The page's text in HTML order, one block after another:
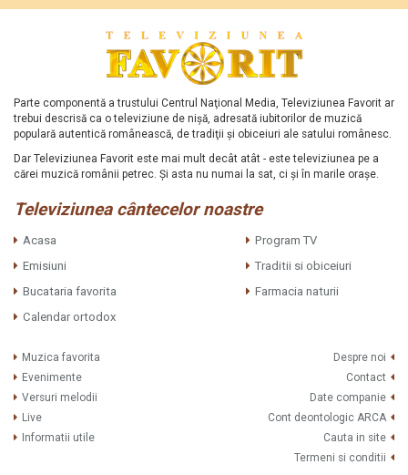
Parte componentă a trustului Centrul Naţional Media, Televiziunea Favorit ar
trebui descrisă ca o televiziune de nişă, adresată iubitorilor de muzică
populară autentică românească, de tradiţii şi obiceiuri ale satului românesc.
Dar Televiziunea Favorit este mai mult decât atât - este televiziunea pe a
cărei muzică românii petrec. Şi asta nu numai la sat, ci şi în marile oraşe.
Televiziunea cântecelor noastre
Acasa
Program TV
Emisiuni
Traditii si obiceiuri
Bucataria favorita
Farmacia naturii
Calendar ortodox
Muzica favorita
Evenimente
Versuri melodii
Live
Informatii utile
Despre noi
Contact
Date companie
Cont deontologic ARCA
Cauta in site
Termeni si conditii